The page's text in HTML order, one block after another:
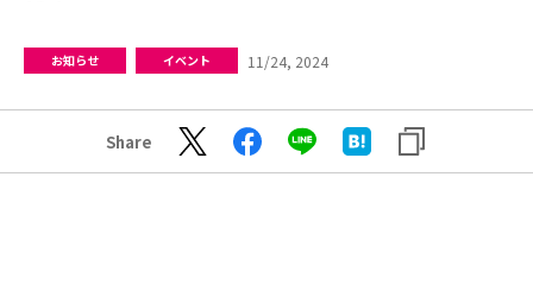
お知らせ イベント 11/24, 2024
Share